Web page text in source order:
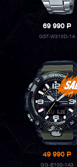
69 990P
GST-W310D-1A
49 990P
GG-B100-1A3